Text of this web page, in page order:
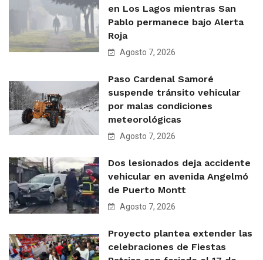
en Los Lagos mientras San
Pablo permanece bajo Alerta
Roja
Agosto 7, 2026
Paso Cardenal Samoré
suspende tránsito vehicular
por malas condiciones
meteorológicas
Agosto 7, 2026
Dos lesionados deja accidente
vehicular en avenida Angelmó
de Puerto Montt
Agosto 7, 2026
Proyecto plantea extender las
celebraciones de Fiestas